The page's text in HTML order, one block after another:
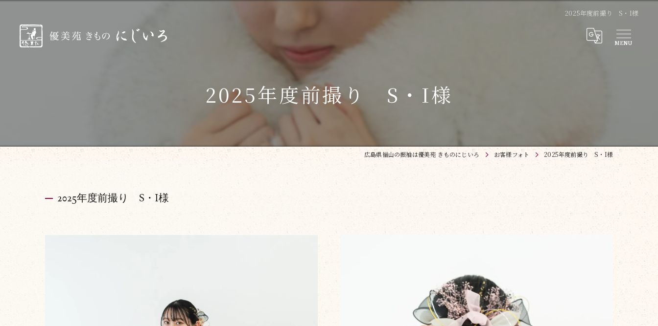
2025年度前撮り S・I様
2025年度前撮り S・I様
広島県福山の振袖は優美苑 きものにじいろ お客様フォト 2025年度前撮り S・I様
2025年度前撮り S・I様